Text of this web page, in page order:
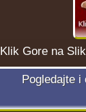
Klik Gore na
Pogledajte